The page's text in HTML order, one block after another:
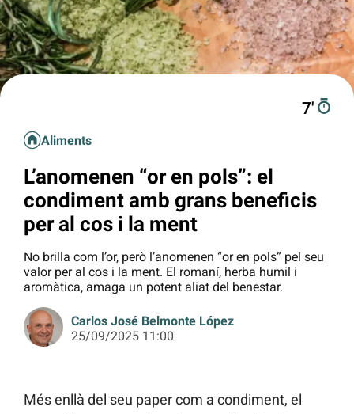
7′
Aliments
L’anomenen “or en pols”: el
condiment amb grans beneficis
per al cos i la ment
No brilla com l’or, però l’anomenen “or en pols” pel seu
valor per al cos i la ment. El romaní, herba humil i
aromàtica, amaga un potent aliat del benestar.
Carlos José Belmonte López
25/09/2025 11:00
Més enllà del seu paper com a condiment, el